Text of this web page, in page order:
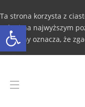
Otwórz pasek narzędzi
Ta strona korzysta z
usługi na najwyższym
ze strony oznacza, że